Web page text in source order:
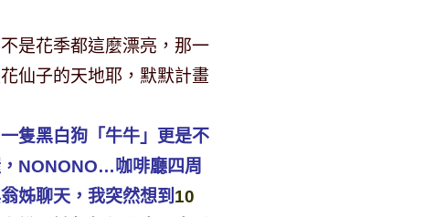
是花季都這麼漂亮，那一
仙子的天地耶，默默計畫
隻黑白狗「牛牛」更是不
NONONO…咖啡廳四周
姊聊天，我突然想到 10